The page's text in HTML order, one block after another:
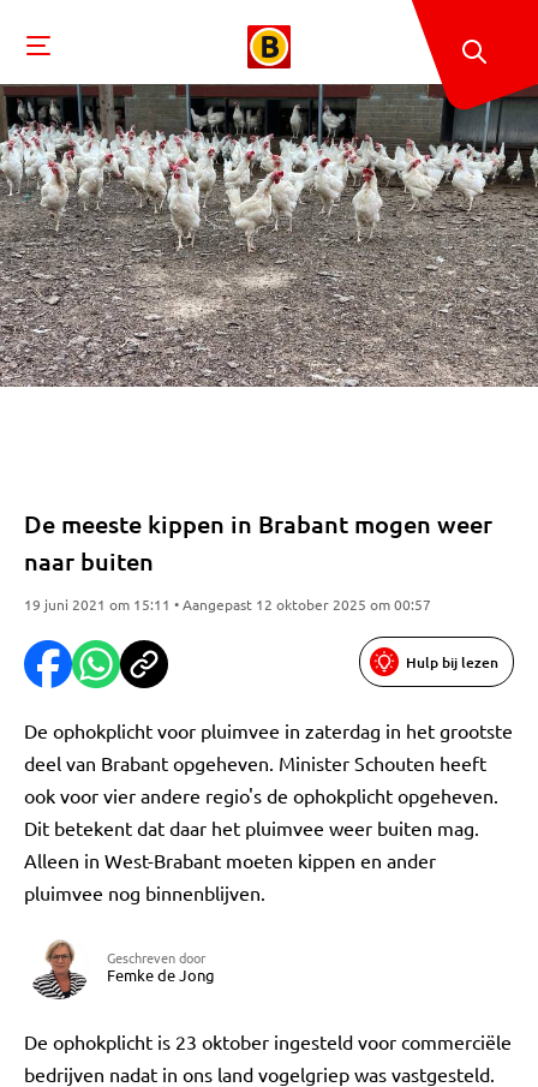
De meeste kippen in Brabant mogen weer
naar buiten
19 juni 2021 om 15:11 • Aangepast 12 oktober 2025 om 00:57
Hulp bij lezen
De ophokplicht voor pluimvee in zaterdag in het grootste
deel van Brabant opgeheven. Minister Schouten heeft
ook voor vier andere regio's de ophokplicht opgeheven.
Dit betekent dat daar het pluimvee weer buiten mag.
Alleen in West-Brabant moeten kippen en ander
pluimvee nog binnenblijven.
Geschreven door
Femke de Jong
De ophokplicht is 23 oktober ingesteld voor commerciële
bedrijven nadat in ons land vogelgriep was vastgesteld.